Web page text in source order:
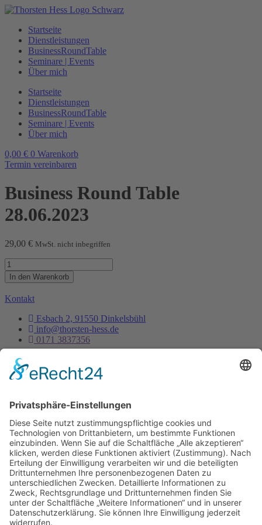
Zum
wechselnStartseite
Dienstleistungen
BusinessRoundTable
Seminare | Events
Über mich
Startseite
Dienstleistungen
BusinessRoundTable
Seminare | Events
Über mich
0,00 € 0 Warenkorb
Termin vereinbaren
Business Round Table
28.06.2023
29,00 € MwSt. nicht inbegriffen
Business
Round
Table
28.06.2023
Menge
In den Warenkorb
Kontakt
Esbach 2, 91550 Dinkelsbühl
info@thorsten-hess.de
0171 3837356
Unternehmen
Impressum
Dienstleistungen
Kontakt
Es ist nie zu spät, sein eigener Phönix zu sein, aus der
Asche aufzusteigen um endlich wirklich zu leben.
- Thorsten Hess
Copyright © 2023 All rights reserved. Present by Thorsten Hess
Auf die Warteliste Sie erhalten eine Benachrichtigung per Mail
sobald die Tickets verfügbar sind.